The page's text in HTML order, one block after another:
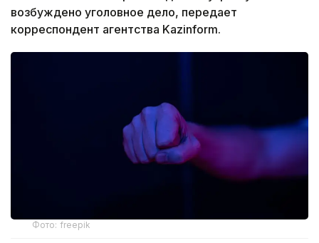
возбуждено уголовное дело, передает
корреспондент агентства Kazinform.
Фото: freepik